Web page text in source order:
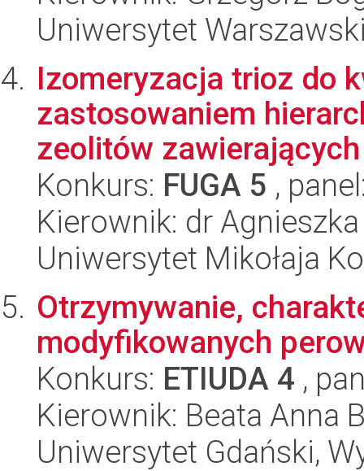
Uniwersytet
Izomeryzacja trioz do
zastosowaniem
zeolitów
Konkurs: FUGA 5 ,
Kierownik: dr
Uniwersytet Mikołaja
Otrzymywanie,
modyfikowanych
Konkurs: ETIUDA 4 ,
Kierownik: Beata Anna
Uniwersytet Gdański,